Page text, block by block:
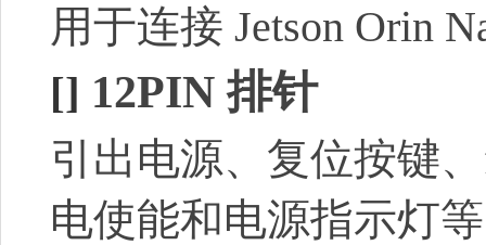
用于连接 Jetson Orin
[] 12PIN 排针
引出电源、复位按键
电使能和电源指示灯